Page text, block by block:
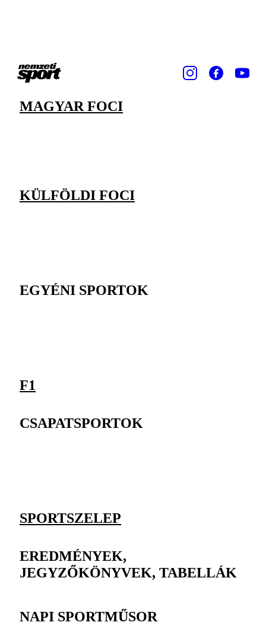
MAGYAR FOCI
KÜLFÖLDI FOCI
EGYÉNI SPORTOK
F1
CSAPATSPORTOK
SPORTSZELEP
EREDMÉNYEK,
JEGYZŐKÖNYVEK, TABELLÁK
NAPI SPORTMŰSOR